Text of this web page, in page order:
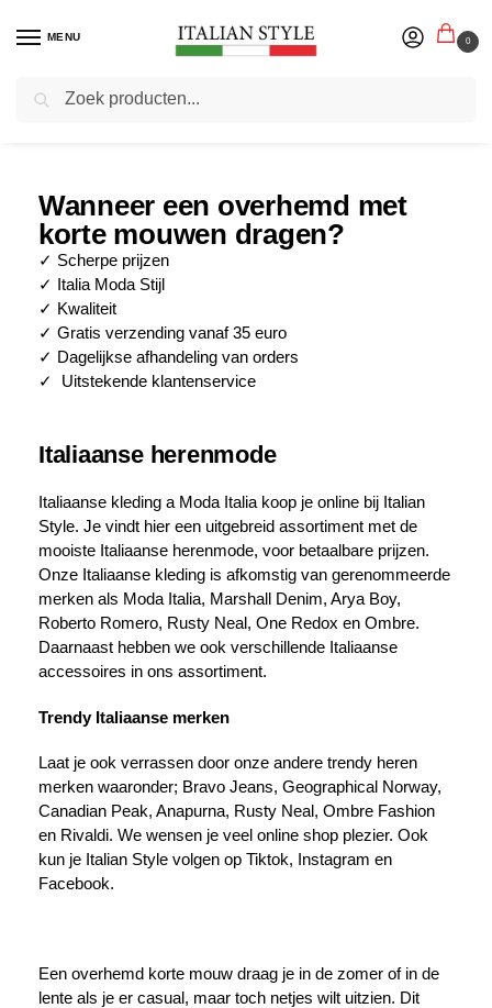
MENU 0
Home Blog / Wanneer een overhemd met korte mouwen dragen?
Wanneer een overhemd met
korte mouwen dragen?
✓ Scherpe prijzen
✓ Italia Moda Stijl
✓ Kwaliteit
✓ Gratis verzending vanaf 35 euro
✓ Dagelijkse afhandeling van orders
✓ Uitstekende klantenservice
Italiaanse herenmode
Italiaanse kleding a Moda Italia koop je online bij Italian
Style. Je vindt hier een uitgebreid assortiment met de
mooiste Italiaanse herenmode, voor betaalbare prijzen.
Onze Italiaanse kleding is afkomstig van gerenommeerde
merken als Moda Italia, Marshall Denim, Arya Boy,
Roberto Romero, Rusty Neal, One Redox en Ombre.
Daarnaast hebben we ook verschillende Italiaanse
accessoires in ons assortiment.
Trendy Italiaanse merken
Laat je ook verrassen door onze andere trendy heren
merken waaronder; Bravo Jeans, Geographical Norway,
Canadian Peak, Anapurna, Rusty Neal, Ombre Fashion
en Rivaldi. We wensen je veel online shop plezier. Ook
kun je Italian Style volgen op Tiktok, Instagram en
Facebook.
Een overhemd korte mouw draag je in de zomer of in de
lente als je er casual, maar toch netjes wilt uitzien. Dit